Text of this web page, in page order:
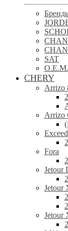
SAT
O.E.M.
CHERY
Arrizo
Arrizo
Fora
Jetour
Jetour
Jetour